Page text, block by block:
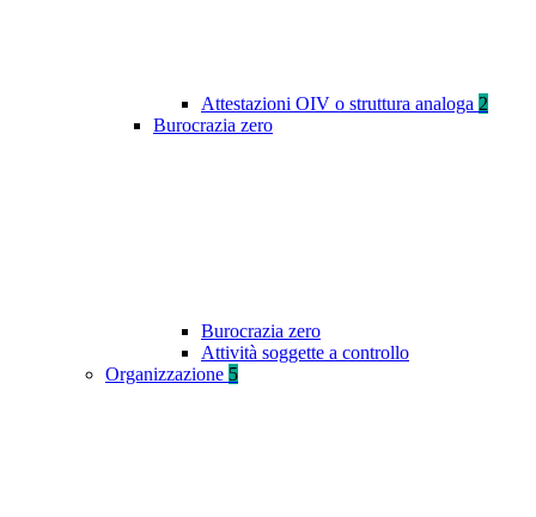
Attestazioni OIV o struttura analoga 2
Burocrazia zero
Burocrazia zero
Attività soggette a controllo
Organizzazione 5